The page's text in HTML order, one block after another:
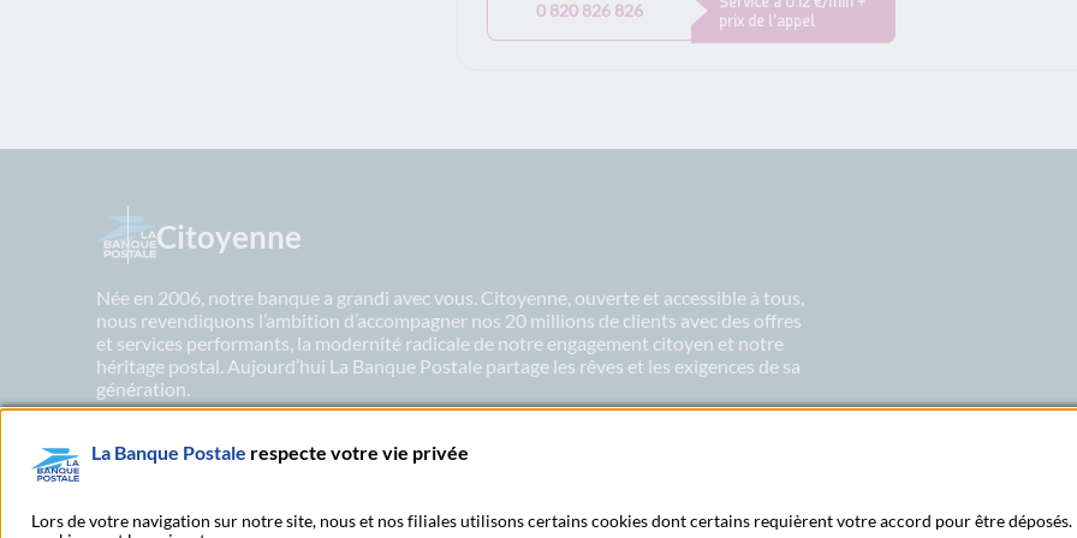
0 820 826 826
prix de l’appel
Citoyenne
Née en 2006, notre banque a grandi avec vous. Citoyenne, ouverte et accessible à tous,
nous revendiquons l’ambition d’accompagner nos 20 millions de clients avec des offres
et services performants, la modernité radicale de notre engagement citoyen et notre
héritage postal. Aujourd’hui La Banque Postale partage les rêves et les exigences de sa
génération.
En savoir plus sur nos engagements
La Banque Postale respecte votre vie privée
Lors de votre navigation sur notre site, nous et nos filiales utilisons certains cookies dont certains requièrent votre accord pour être déposés.